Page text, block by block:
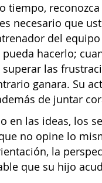
necesario que
del
hacerlo;
las
ganara. Su
de juntar
en las ideas, los
no opine lo
la
que su hijo